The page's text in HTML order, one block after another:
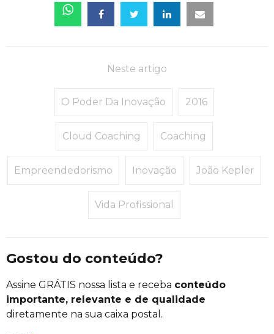
Neste artigo
O Poder Da Inovação 2016
Cloud Coaching Coaching
Empreendedorismo Inovação João Kepler
Vida Profissional
Gostou do conteúdo?
Assine GRÁTIS nossa lista e receba conteúdo
importante, relevante e de qualidade
diretamente na sua caixa postal.